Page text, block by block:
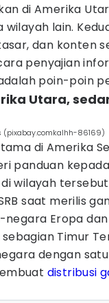
di Amerika
lain.
dan konten
penyajian
poin-poin
Utara,
(pixabay.comkalhh-86169)
di Amerika
panduan
wilayah
saat merilis
negara Eropa
Timur
dengan
distribusi